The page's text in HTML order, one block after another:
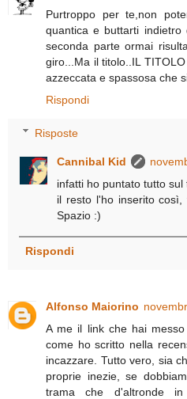
Purtroppo per te,non
quantica e buttarti
seconda parte ormai
giro...Ma il titolo..IL
azzeccata e spassosa che
Rispondi
Risposte
Cannibal Kid
infatti ho puntato tutto sul
il resto l'ho inserito
Spazio :)
Rispondi
Alfonso Maiorino
A me il link che hai
come ho scritto nella
incazzare. Tutto vero, sia
proprie inezie, se
trama che d'altronde